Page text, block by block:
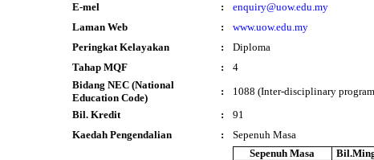
E-mel
:
enquiry@uow.edu.my
Laman Web
:
www.uow.edu.my
Peringkat Kelayakan
:
Diploma
Tahap MQF
:
4
Bidang NEC (National
Education Code)
:
1088 (Inter-disciplinary
Bil. Kredit
:
91
Kaedah Pengendalian
: Sepenuh Masa
Sepenuh Masa